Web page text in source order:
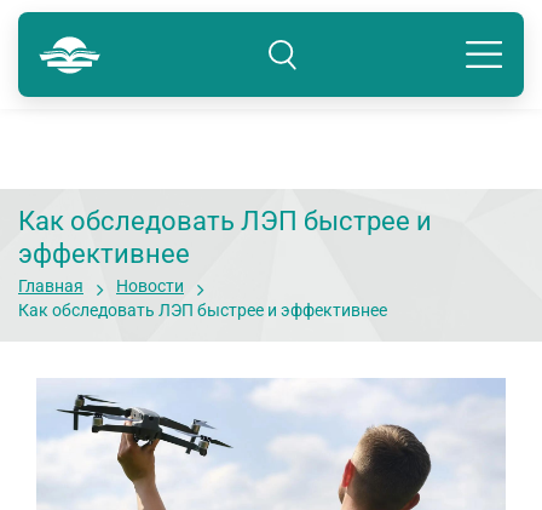
Тюмень
Подразделение: Тюмень
8 800 250-41-22
Как обследовать ЛЭП быстрее и
эффективнее
Главная
Новости
Как обследовать ЛЭП быстрее и эффективнее